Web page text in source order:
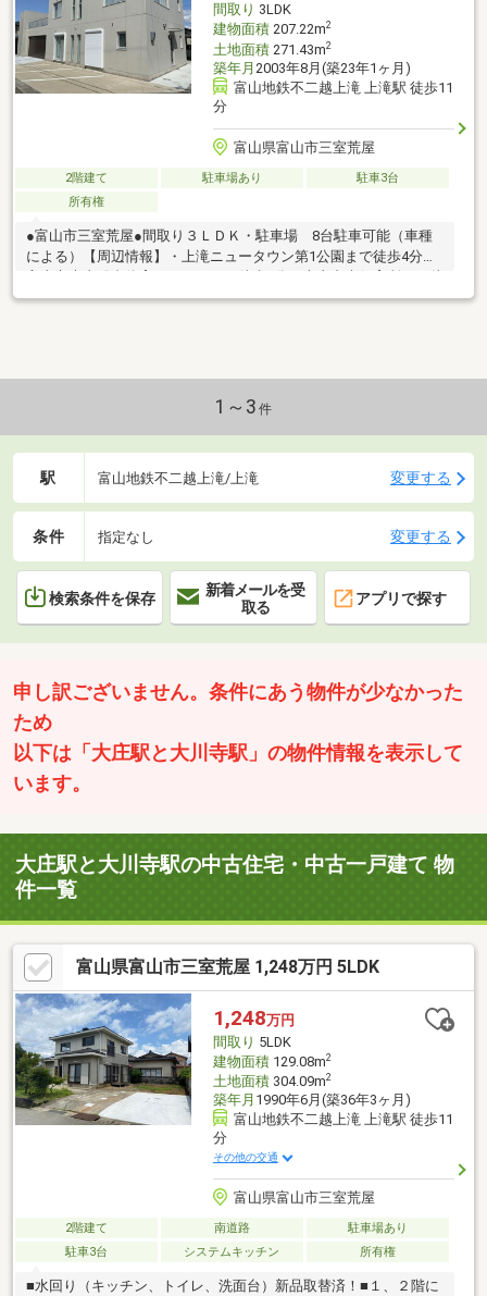
間取り 3LDK
建物面積207.22m2
土地面積271.43m2
築年月 2003年8月(築23年1ヶ月)
富山地鉄不二越上滝 上滝駅 徒歩11
分
富山県富山市三室荒屋
2階建て 駐車場あり
駐車3台
所有権
●富山市三室荒屋●間取り３ＬＤＫ・駐車場 8台駐車可能（車種
による）【周辺情報】・上滝ニュータウン第1公園まで徒歩4分・
歩10分・コメリハード＆グリーン大山店まで徒歩11分・富山信用
1～3 件
駅 富山地鉄不二越上滝/上滝 変更する
条件 指定なし 変更する
検索条件を保存
新着メールを受
取る
アプリで探す
申し訳ございません。条件にあう物件が少なかった
ため
以下は「大庄駅と大川寺駅」の物件情報を表示して
います。
大庄駅と大川寺駅の中古住宅・中古一戸建て 物
件一覧
富山県富山市三室荒屋 1,248万円 5LDK
1,248万円
間取り 5LDK
建物面積129.08m2
土地面積304.09m2
築年月 1990年6月(築36年3ヶ月)
富山地鉄不二越上滝 上滝駅 徒歩11
分
その他の交通
富山県富山市三室荒屋
2階建て 南道路
駐車場あり
駐車3台
システムキッチン 所有権
■水回り（キッチン、トイレ、洗面台）新品取替済！■１、２階に